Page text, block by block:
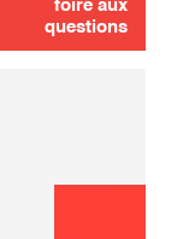
foire aux
questions